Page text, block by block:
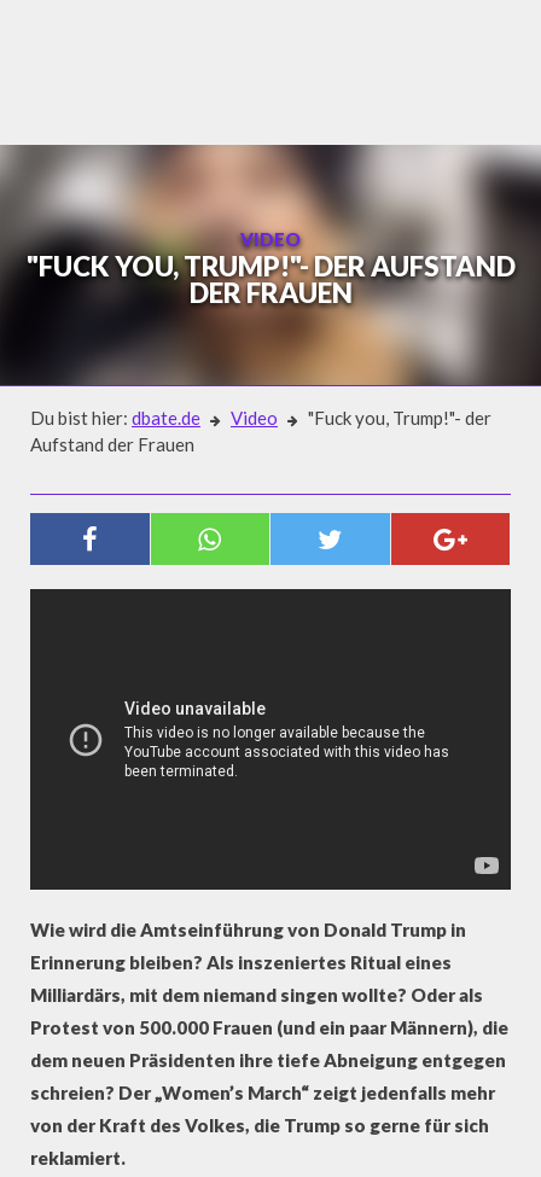
VIDEO
"FUCK YOU, TRUMP!"- DER AUFSTAND
DER FRAUEN
Du bist hier: dbate.de Video
"Fuck you, Trump!"- der
Aufstand der Frauen
"FUCK YOU, TRUMP!"- DER
AUFSTAND DER FRAUEN
Wie wird die Amtseinführung von Donald Trump in
Erinnerung bleiben? Als inszeniertes Ritual eines
Milliardärs, mit dem niemand singen wollte? Oder als
Protest von 500.000 Frauen (und ein paar Männern), die
dem neuen Präsidenten ihre tiefe Abneigung entgegen
schreien? Der „Women’s March“ zeigt jedenfalls mehr
von der Kraft des Volkes, die Trump so gerne für sich
reklamiert.